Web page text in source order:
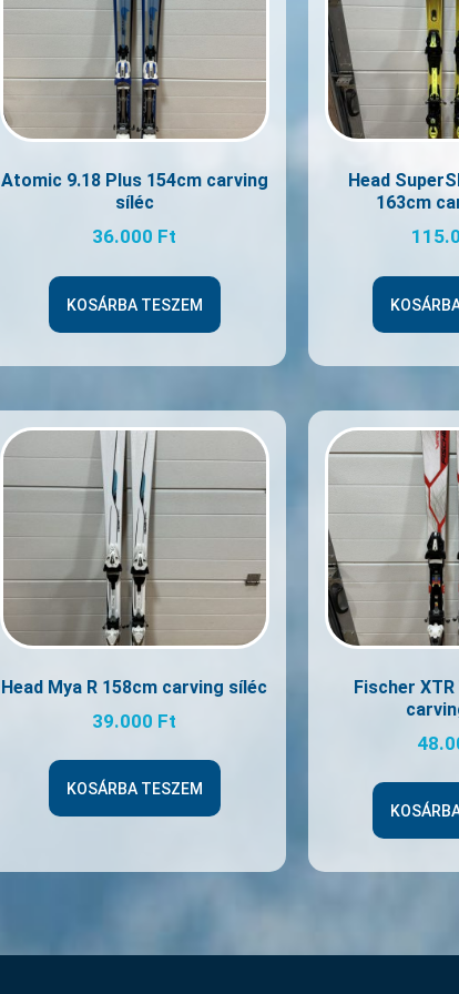
Atomic 9.18 Plus 154cm carving
síléc
36.000 Ft
KOSÁRBA TESZEM
Head
163cm
Head Mya R 158cm carving síléc
39.000 Ft
KOSÁRBA TESZEM
Fischer